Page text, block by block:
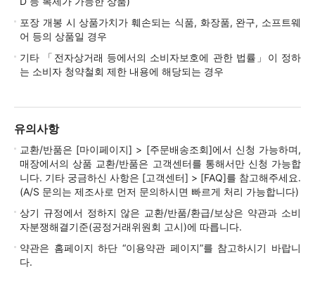
포장 개봉 시 상품가치가 훼손되는 식품, 화장품, 완구, 소프트웨
어 등의 상품일 경우
기타 「전자상거래 등에서의 소비자보호에 관한 법률」이 정하
는 소비자 청약철회 제한 내용에 해당되는 경우
유의사항
교환/반품은 [마이페이지] > [주문배송조회]에서 신청 가능하며,
매장에서의 상품 교환/반품은 고객센터를 통해서만 신청 가능합
니다. 기타 궁금하신 사항은 [고객센터] > [FAQ]를 참고해주세요.
(A/S 문의는 제조사로 먼저 문의하시면 빠르게 처리 가능합니다)
상기 규정에서 정하지 않은 교환/반품/환급/보상은 약관과 소비
자분쟁해결기준(공정거래위원회 고시)에 따릅니다.
약관은 홈페이지 하단 “이용약관 페이지”를 참고하시기 바랍니
다.